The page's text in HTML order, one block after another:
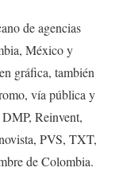
de agencias
México y
gráfica, también
vía pública y
Reinvent,
PVS, TXT,
de Colombia.